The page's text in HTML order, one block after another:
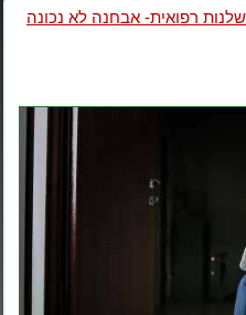
רפואית- אבחנה לא נכונה